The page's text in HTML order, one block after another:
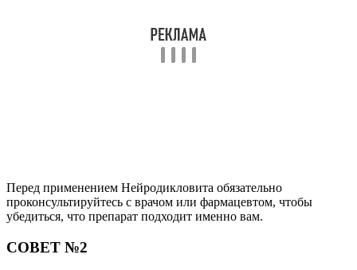
Перед применением Нейродикловита обязательно
проконсультируйтесь с врачом или фармацевтом, чтобы
убедиться, что препарат подходит именно вам.
СОВЕТ №2